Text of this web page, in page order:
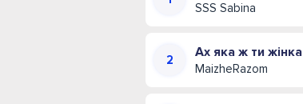
SSS Sabina
Ах яка ж ти жінка
MaizheRazom